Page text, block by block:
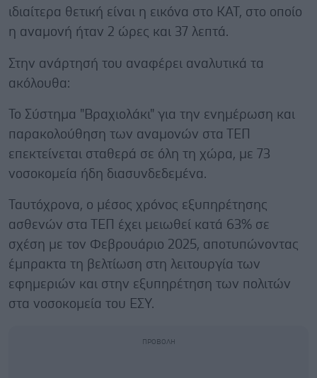
ιδιαίτερα θετική είναι η εικόνα στο ΚΑΤ, στο οποίο
η αναμονή ήταν 2 ώρες και 37 λεπτά.
Στην ανάρτησή του αναφέρει αναλυτικά τα
ακόλουθα:
Το Σύστημα "Βραχιολάκι" για την ενημέρωση και
παρακολούθηση των αναμονών στα ΤΕΠ
επεκτείνεται σταθερά σε όλη τη χώρα, με 73
νοσοκομεία ήδη διασυνδεδεμένα.
Ταυτόχρονα, ο μέσος χρόνος εξυπηρέτησης
ασθενών στα ΤΕΠ έχει μειωθεί κατά 63% σε
σχέση με τον Φεβρουάριο 2025, αποτυπώνοντας
έμπρακτα τη βελτίωση στη λειτουργία των
εφημεριών και στην εξυπηρέτηση των πολιτών
στα νοσοκομεία του ΕΣΥ.